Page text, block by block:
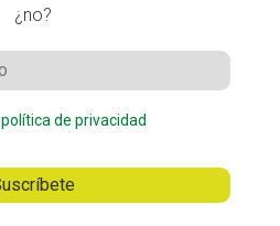
¿no?
política de privacidad